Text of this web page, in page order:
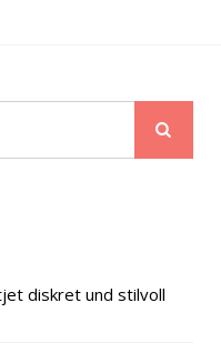
diskret und stilvoll